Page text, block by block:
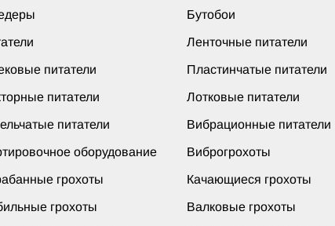
Бутобои
Ленточные питатели
питатели Пластинчатые питатели
питатели Лотковые питатели
питатели Вибрационные питатели
оборудование Виброгрохоты
грохоты Качающиеся грохоты
грохоты Валковые грохоты